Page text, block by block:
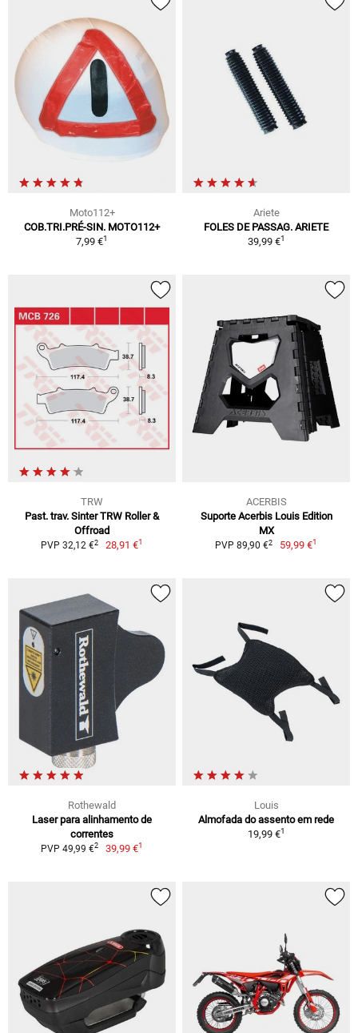
Moto112+
COB.TRI.PRÉ-SIN. MOTO112+
7,99 €1
Ariete
FOLES DE PASSAG. ARIETE
39,99 €1
TRW
Past. trav. Sinter TRW Roller &
Offroad
PVP 32,12 €2 28,91 €1
ACERBIS
Suporte Acerbis Louis Edition
MX
PVP 89,90 €2 59,99 €1
Rothewald
Laser para alinhamento de
correntes
PVP 49,99 €2 39,99 €1
Louis
Almofada do assento em rede
19,99 €1